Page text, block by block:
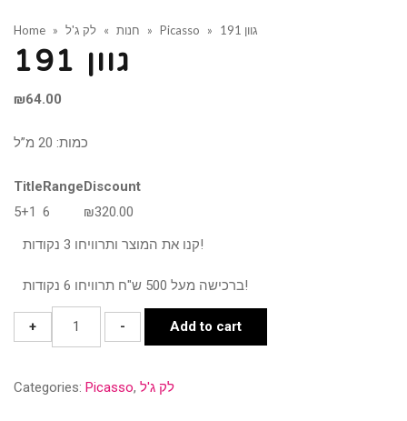
Home » חנות » לק ג'ל » Picasso » גוון 191
גוון 191
₪64.00
כמות: 20 מ”ל
TitleRangeDiscount
5+1 6 ₪320.00
קנו את המוצר ותרוויחו 3 נקודות!
ברכישה מעל 500 ש"ח תרוויחו 6 נקודות!
+
191
- Add to cart
Categories: Picasso, לק ג'ל